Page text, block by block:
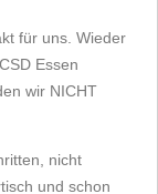
für uns. Wieder
Essen
wir NICHT
nicht
und schon